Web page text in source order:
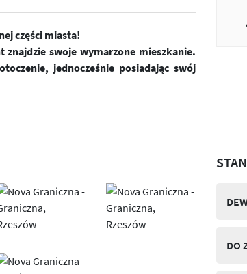
części miasta!
swoje wymarzone mieszkanie.
jednocześnie posiadając swój
DO